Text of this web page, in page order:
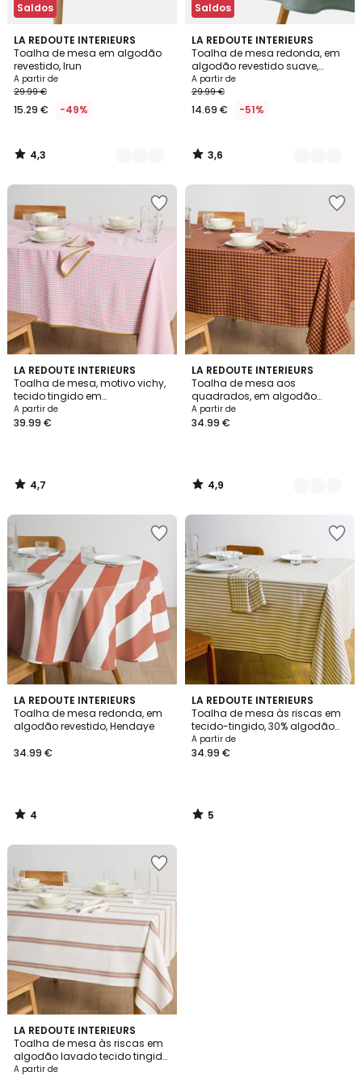
Saldos
LA REDOUTE INTERIEURS
Toalha de mesa em algodão
revestido, Irun
A partir de
29.99 €
15.29 € -49%
4,3
/ 5
3
Cores
4,3
/
Saldos
LA REDOUTE INTERIEURS
Toalha de mesa redonda, em
algodão revestido suave,
Scénario
A partir de
29.99 €
14.69 € -51%
3,6
/ 5
8
Cores
3,6
/
LA REDOUTE INTERIEURS
Toalha de mesa, motivo vichy,
tecido tingido em
algodão/linho, Trattoria
A partir de
39.99 €
4,7
/ 5
4,7
/
LA REDOUTE INTERIEURS
Toalha de mesa aos
quadrados, em algodão
lavado tecido tingido, Bethany
A partir de
34.99 €
4,9
/ 5
2
Cores
4,9
/
LA REDOUTE INTERIEURS
Toalha de mesa redonda, em
algodão revestido, Hendaye
34.99 €
4
/
5
4
/
LA REDOUTE INTERIEURS
Toalha de mesa às riscas em
tecido-tingido, 30% algodão
reciclado, SOIZIC
A partir de
34.99 €
5
/
5
5
/
LA REDOUTE INTERIEURS
Toalha de mesa às riscas em
algodão lavado tecido tingido,
Boisseau
A partir de
5
/
5